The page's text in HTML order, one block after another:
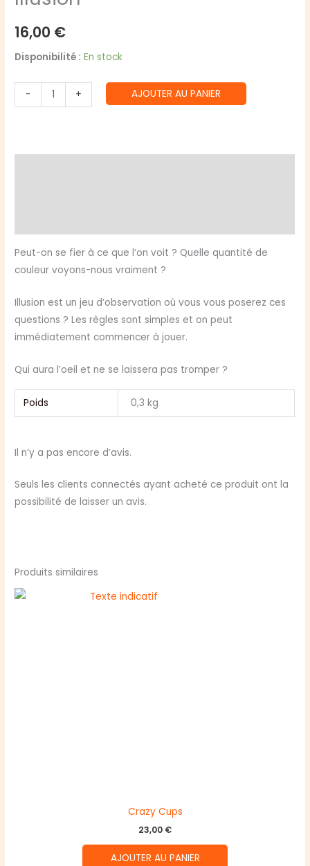
16,00 €
Disponibilité : En stock
-
quantité
de
+ AJOUTER AU PANIER
Peut-on se fier à ce que l’on voit ? Quelle quantité de
couleur voyons-nous vraiment ?
Illusion est un jeu d’observation où vous vous poserez ces
questions ? Les règles sont simples et on peut
immédiatement commencer à jouer.
Qui aura l’oeil et ne se laissera pas tromper ?
Poids 0,3 kg
Il n’y a pas encore d’avis.
Seuls les clients connectés ayant acheté ce produit ont la
possibilité de laisser un avis.
Produits similaires
Crazy Cups
23,00 €
AJOUTER AU PANIER